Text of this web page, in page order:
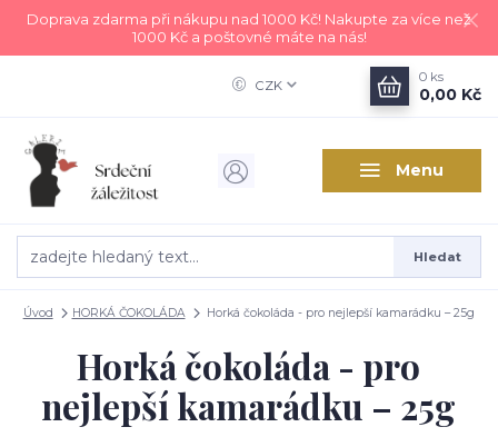
Doprava zdarma při nákupu nad 1000 Kč! Nakupte za více než
1000 Kč a poštovné máte na nás!
Menu
CZK
Hledat
0 ks
0,00 Kč
Úvod HORKÁ ČOKOLÁDA Horká čokoláda - pro nejlepší kamarádku – 25g
Horká čokoláda - pro
nejlepší kamarádku – 25g